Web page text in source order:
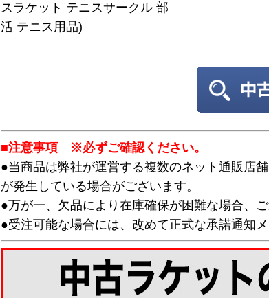
スラケット テニスサークル 部
活 テニス用品)
■注意事項 ※必ずご確認ください。
●当商品は弊社が運営する複数のネット通販店
が発生している場合がございます。
●万が一、欠品により在庫確保が困難な場合、
●受注可能な場合には、改めて正式な承諾通知メ